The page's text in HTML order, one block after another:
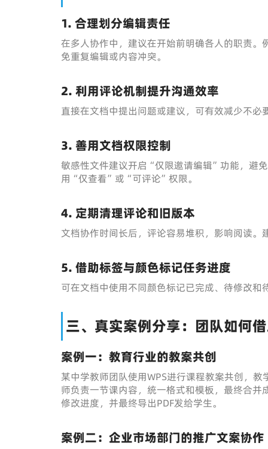
1. 合理划分编辑责任
在多人协作中，建议在开始前明确各人的职责
免重复编辑或内容冲突。
2. 利用评论机制提升沟通效率
直接在文档中提出问题或建议，可有效减少不必
3. 善用文档权限控制
敏感性文件建议开启“仅限邀请编辑”功能，避
用“仅查看”或“可评论”权限。
4. 定期清理评论和旧版本
文档协作时间长后，评论容易堆积，影响阅读。
5. 借助标签与颜色标记任务进度
可在文档中使用不同颜色标记已完成、待修改和
三、真实案例分享：团队如何
案例一：教育行业的教案共创
某中学教师团队使用WPS进行课程教案共创，
师负责一节课内容，统一格式和模板，最终合
修改进度，并最终导出PDF发给学生。
案例二：企业市场部门的推广文案协作